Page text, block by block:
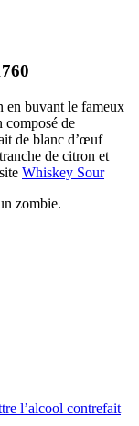
en buvant le fameux
composé de
de blanc d’œuf
de citron et
Whiskey Sour
zombie.
l’alcool contrefait